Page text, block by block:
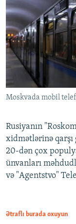
Moskvada mobil
Rusiyanın
xidmətlərinə qarşı
20-dən çox
ünvanları
və "Agentstvo"
Ətraflı burada oxuyun